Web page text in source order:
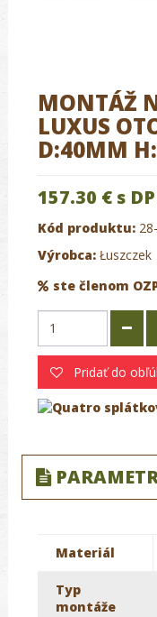
MONTÁŽ
LUXUS
D:40MM
157.30 € s
Kód produktu:
Výrobca: Łuszczek
ste členom
Pridať do
Materiál
Typ
montáže